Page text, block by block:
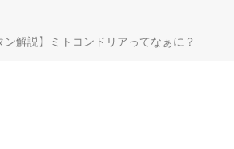
ン解説】ミトコンドリアってなぁに？